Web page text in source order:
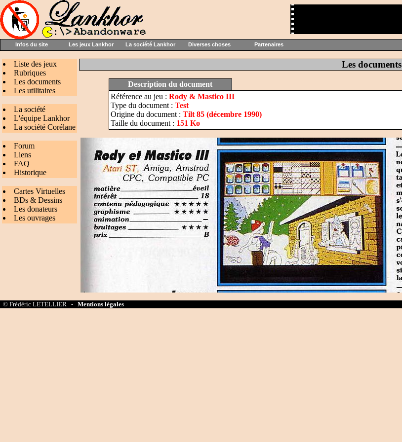
Infos du site Les jeux Lankhor La société Lankhor Diverses choses Partenaires
Liste des jeux
Rubriques
Les documents
Les utilitaires
La société
L'équipe Lankhor
La société Corélane
Forum
Liens
FAQ
Historique
Cartes Virtuelles
BDs & Dessins
Les donateurs
Les ouvrages
Les documents
Description du document
Référence au jeu : Rody & Mastico III
Type du document : Test
Origine du document : Tilt 85 (décembre 1990)
Taille du document : 151 Ko
© Frédéric LETELLIER - Mentions légales